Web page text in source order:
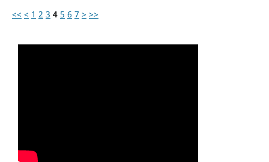
<< < 1 2 3 4 5 6 7 > >>